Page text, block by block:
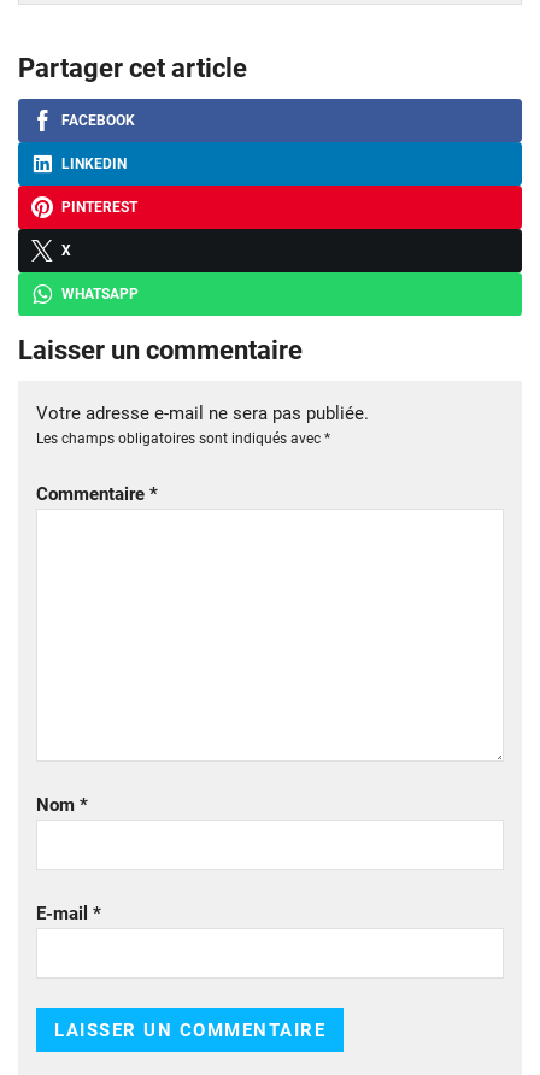
Partager cet article
FACEBOOK
LINKEDIN
PINTEREST
X
WHATSAPP
Laisser un commentaire
Votre adresse e-mail ne sera pas publiée.
Les champs obligatoires sont indiqués avec *
Commentaire *
Nom *
E-mail *